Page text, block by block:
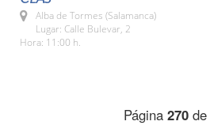
Alba de Tormes (Salamanca)
Lugar: Calle Bulevar, 2
Hora: 11:00 h.
Página 270de